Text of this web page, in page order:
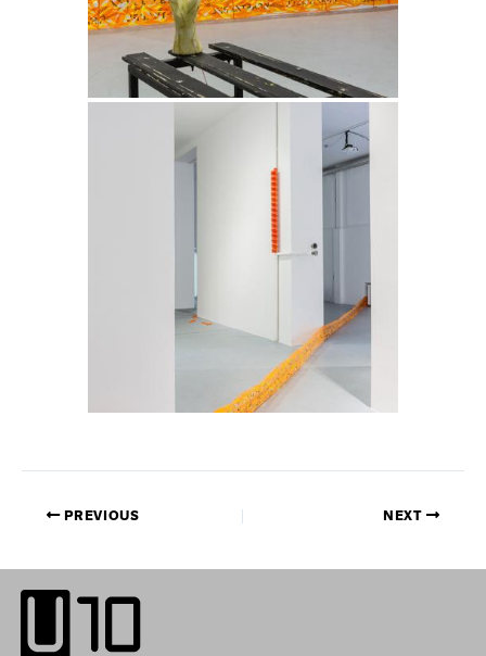
PREVIOUS NEXT